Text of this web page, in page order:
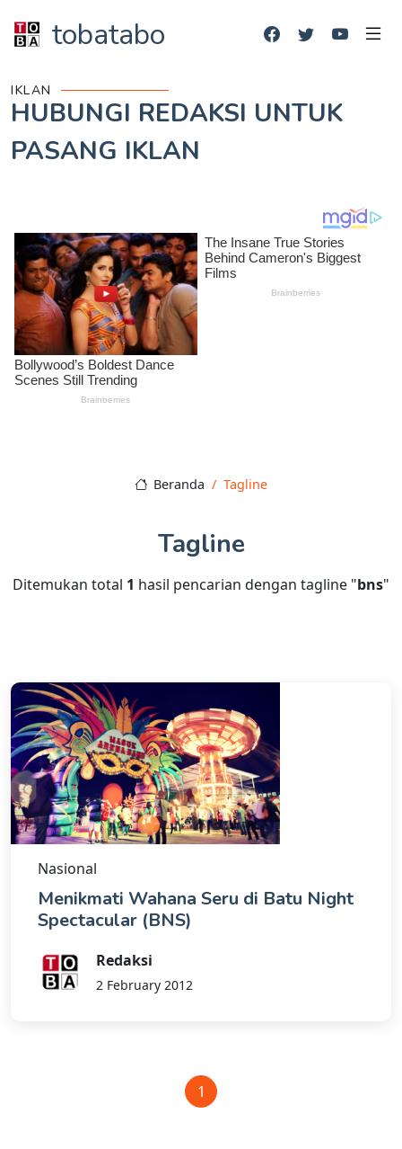
tobatabo
IKLAN
HUBUNGI REDAKSI UNTUK
PASANG IKLAN
Beranda Tagline
Tagline
Ditemukan total 1 hasil pencarian dengan tagline "bns"
Nasional
Menikmati Wahana Seru di Batu Night
Spectacular (BNS)
Redaksi
2 February 2012
1